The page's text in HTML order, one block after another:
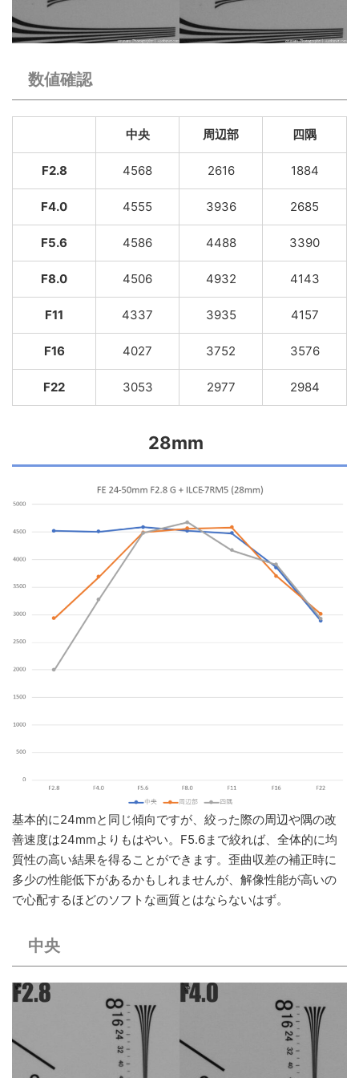
数値確認
中央 周辺部 四隅
F2.8 4568 2616 1884
F4.0 4555 3936 2685
F5.6 4586 4488 3390
F8.0 4506 4932 4143
F11 4337 3935 4157
F16 4027 3752 3576
F22 3053 2977 2984
28mm
基本的に24mmと同じ傾向ですが、絞った際の周辺や隅の改
善速度は24mmよりもはやい。F5.6まで絞れば、全体的に均
質性の高い結果を得ることができます。歪曲収差の補正時に
多少の性能低下があるかもしれませんが、解像性能が高いの
で心配するほどのソフトな画質とはならないはず。
中央